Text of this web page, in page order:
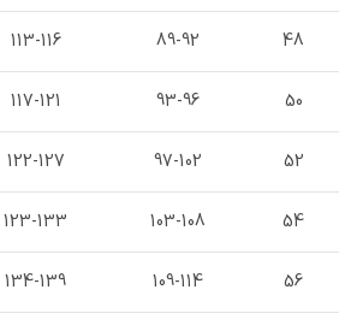
48
89-92
113-116
50
93-96
117-121
52
97-102
122-127
54
103-108
123-133
56
109-114
134-139